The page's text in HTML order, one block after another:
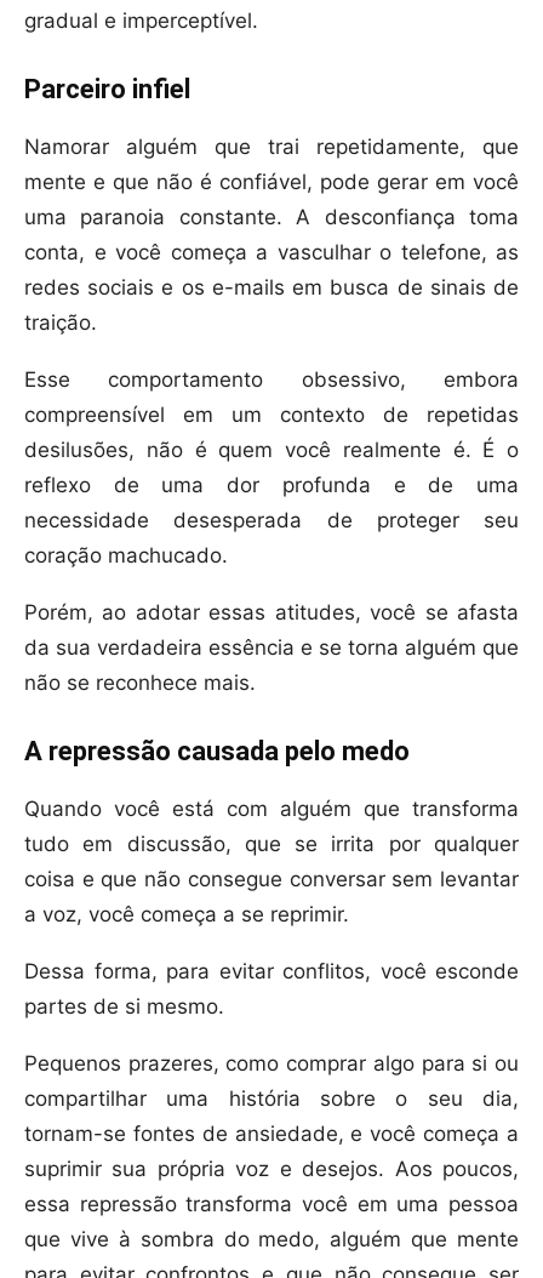
gradual e imperceptível.
Parceiro infiel
Namorar alguém que trai repetidamente, que
mente e que não é confiável, pode gerar em você
uma paranoia constante. A desconfiança toma
conta, e você começa a vasculhar o telefone, as
redes sociais e os e-mails em busca de sinais de
traição.
Esse comportamento obsessivo, embora
compreensível em um contexto de repetidas
desilusões, não é quem você realmente é. É o
reflexo de uma dor profunda e de uma
necessidade desesperada de proteger seu
coração machucado.
Porém, ao adotar essas atitudes, você se afasta
da sua verdadeira essência e se torna alguém que
não se reconhece mais.
A repressão causada pelo medo
Quando você está com alguém que transforma
tudo em discussão, que se irrita por qualquer
coisa e que não consegue conversar sem levantar
a voz, você começa a se reprimir.
Dessa forma, para evitar conflitos, você esconde
partes de si mesmo.
Pequenos prazeres, como comprar algo para si ou
compartilhar uma história sobre o seu dia,
tornam-se fontes de ansiedade, e você começa a
suprimir sua própria voz e desejos. Aos poucos,
essa repressão transforma você em uma pessoa
que vive à sombra do medo, alguém que mente